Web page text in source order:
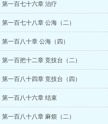
第一百七十六章 治疗
第一百七十八章 公海（二）
第一百八十章 公海（四）
第一百把十二章 竞技台（二）
第一百八十四章 竞技台（四）
第一百八十六章 结束
第一百八十八章 麻烦（二）